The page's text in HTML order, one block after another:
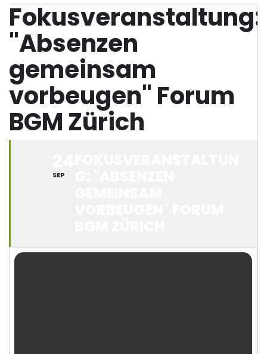
Fokusveranstaltung:
"Absenzen
gemeinsam
vorbeugen" Forum
BGM Zürich
SEP